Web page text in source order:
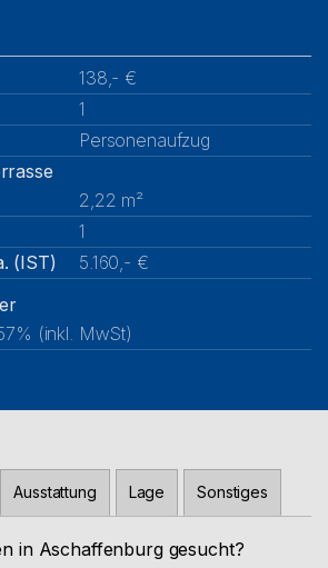
138,- €
1
Personenaufzug
2,22 m²
1
(IST)
5.160,- €
(inkl. MwSt)
Ausstattung Lage Sonstiges
in Aschaffenburg gesucht?